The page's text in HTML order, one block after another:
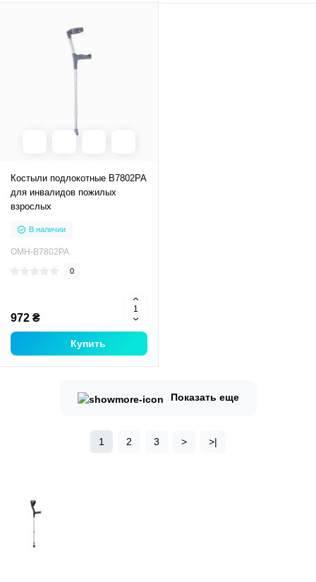
Костыли подлокотные B7802PA
для инвалидов пожилых
взрослых
В наличии
OMH-B7802PA
0
972 ₴
Купить
Показать еще
1 2 3 > >|